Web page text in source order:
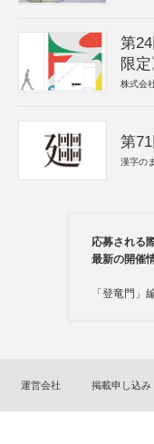
第
限定
株式会
第
漢字の
応募される
最新の開催
「登竜門」
運営会社 掲載申し込み